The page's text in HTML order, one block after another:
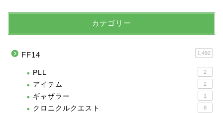
カテゴリー
FF14 1,492
PLL 2
アイテム 2
ギャザラー 1
クロニクルクエスト 8